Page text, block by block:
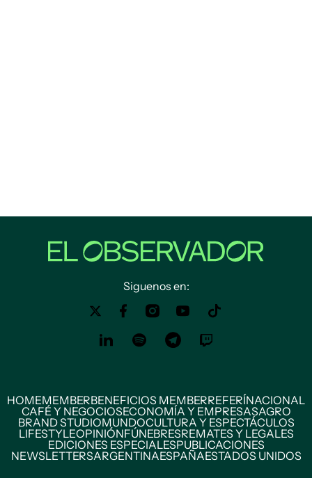
Siguenos en:
HOMEMEMBERBENEFICIOS MEMBERREFERÍNACIONAL
CAFÉ Y NEGOCIOSECONOMÍA Y EMPRESASAGRO
BRAND STUDIOMUNDOCULTURA Y ESPECTÁCULOS
LIFESTYLEOPINIÓNFÚNEBRESREMATES Y LEGALES
EDICIONES ESPECIALESPUBLICACIONES
NEWSLETTERSARGENTINAESPAÑAESTADOS UNIDOS